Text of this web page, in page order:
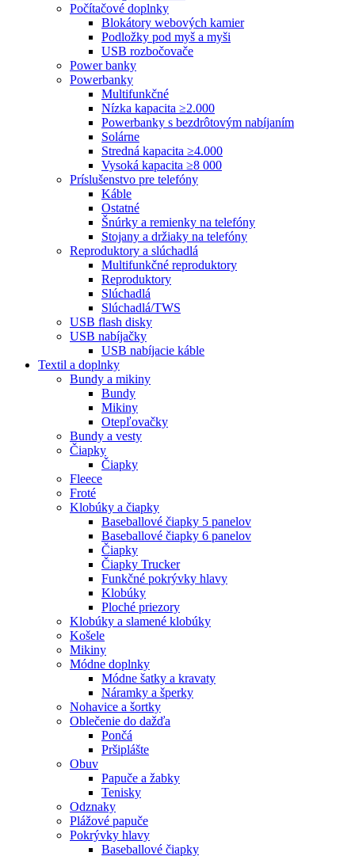
Počítačové doplnky
Blokátory webových kamier
Podložky pod myš a myši
USB rozbočovače
Power banky
Powerbanky
Multifunkčné
Nízka kapacita ≥2.000
Powerbanky s bezdrôtovým nabíjaním
Solárne
Stredná kapacita ≥4.000
Vysoká kapacita ≥8 000
Príslušenstvo pre telefóny
Káble
Ostatné
Šnúrky a remienky na telefóny
Stojany a držiaky na telefóny
Reproduktory a slúchadlá
Multifunkčné reproduktory
Reproduktory
Slúchadlá
Slúchadlá/TWS
USB flash disky
USB nabíjačky
USB nabíjacie káble
Textil a doplnky
Bundy a mikiny
Bundy
Mikiny
Otepľovačky
Bundy a vesty
Čiapky
Čiapky
Fleece
Froté
Klobúky a čiapky
Baseballové čiapky 5 panelov
Baseballové čiapky 6 panelov
Čiapky
Čiapky Trucker
Funkčné pokrývky hlavy
Klobúky
Ploché priezory
Klobúky a slamené klobúky
Košele
Mikiny
Módne doplnky
Módne šatky a kravaty
Náramky a šperky
Nohavice a šortky
Oblečenie do dažďa
Pončá
Pršiplášte
Obuv
Papuče a žabky
Tenisky
Odznaky
Plážové papuče
Pokrývky hlavy
Baseballové čiapky